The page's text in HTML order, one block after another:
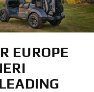
EUROPE